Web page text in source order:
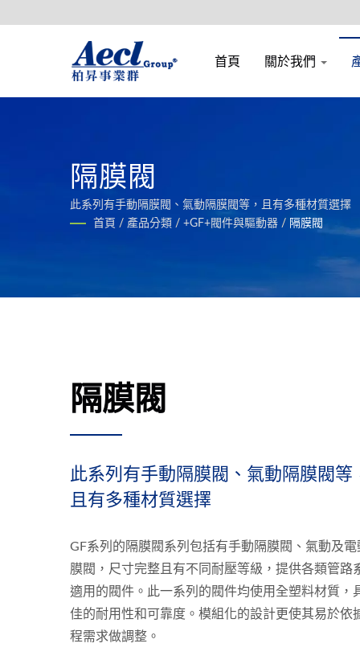
首頁 關於我們
隔膜閥
此系列有手動隔膜閥、氣動隔膜閥等，且有多種材質選擇
首頁 / 產品分類 / +GF+閥件與驅動器 / 隔膜閥
隔膜閥
此系列有手動隔膜閥、氣動隔膜閥等
且有多種材質選擇
GF系列的隔膜閥系列包括有手動隔膜閥、氣動及電
膜閥，尺寸完整且有不同耐壓等級，提供各類管路
適用的閥件。此一系列的閥件均使用全塑料材質，
佳的耐用性和可靠度。模組化的設計更使其易於依
程需求做調整。